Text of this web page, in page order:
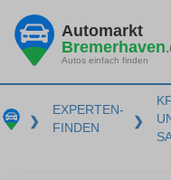
Automarkt
Bremerhaven
Autos einfach finden
❯
EXPERTEN-
FINDEN
❯